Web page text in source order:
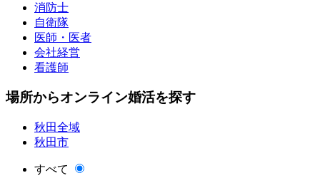
消防士
自衛隊
医師・医者
会社経営
看護師
場所からオンライン婚活を探す
秋田全域
秋田市
すべて